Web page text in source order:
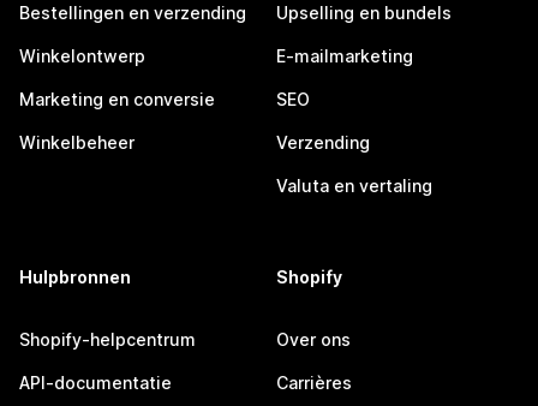
Bestellingen en verzending
Winkelontwerp
Marketing en conversie
Winkelbeheer
Upselling en bundels
E-mailmarketing
SEO
Verzending
Valuta en vertaling
Hulpbronnen
Shopify-helpcentrum
API-documentatie
Shopify
Over ons
Carrières